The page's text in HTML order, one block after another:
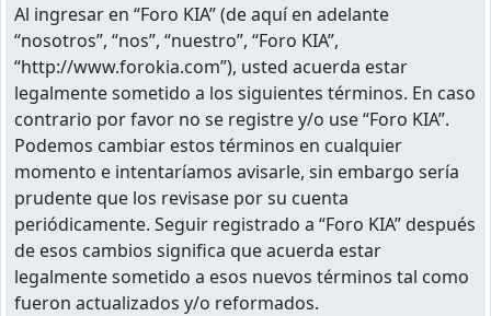
Al ingresar en “Foro KIA” (de aquí en adelante
“nosotros”, “nos”, “nuestro”, “Foro KIA”,
“http://www.forokia.com”), usted acuerda estar
legalmente sometido a los siguientes términos. En caso
contrario por favor no se registre y/o use “Foro KIA”.
Podemos cambiar estos términos en cualquier
momento e intentaríamos avisarle, sin embargo sería
prudente que los revisase por su cuenta
periódicamente. Seguir registrado a “Foro KIA” después
de esos cambios significa que acuerda estar
legalmente sometido a esos nuevos términos tal como
fueron actualizados y/o reformados.